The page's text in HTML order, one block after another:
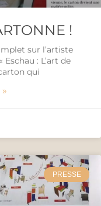
!
sur l’artiste
: L’art de
qui
PRESSE